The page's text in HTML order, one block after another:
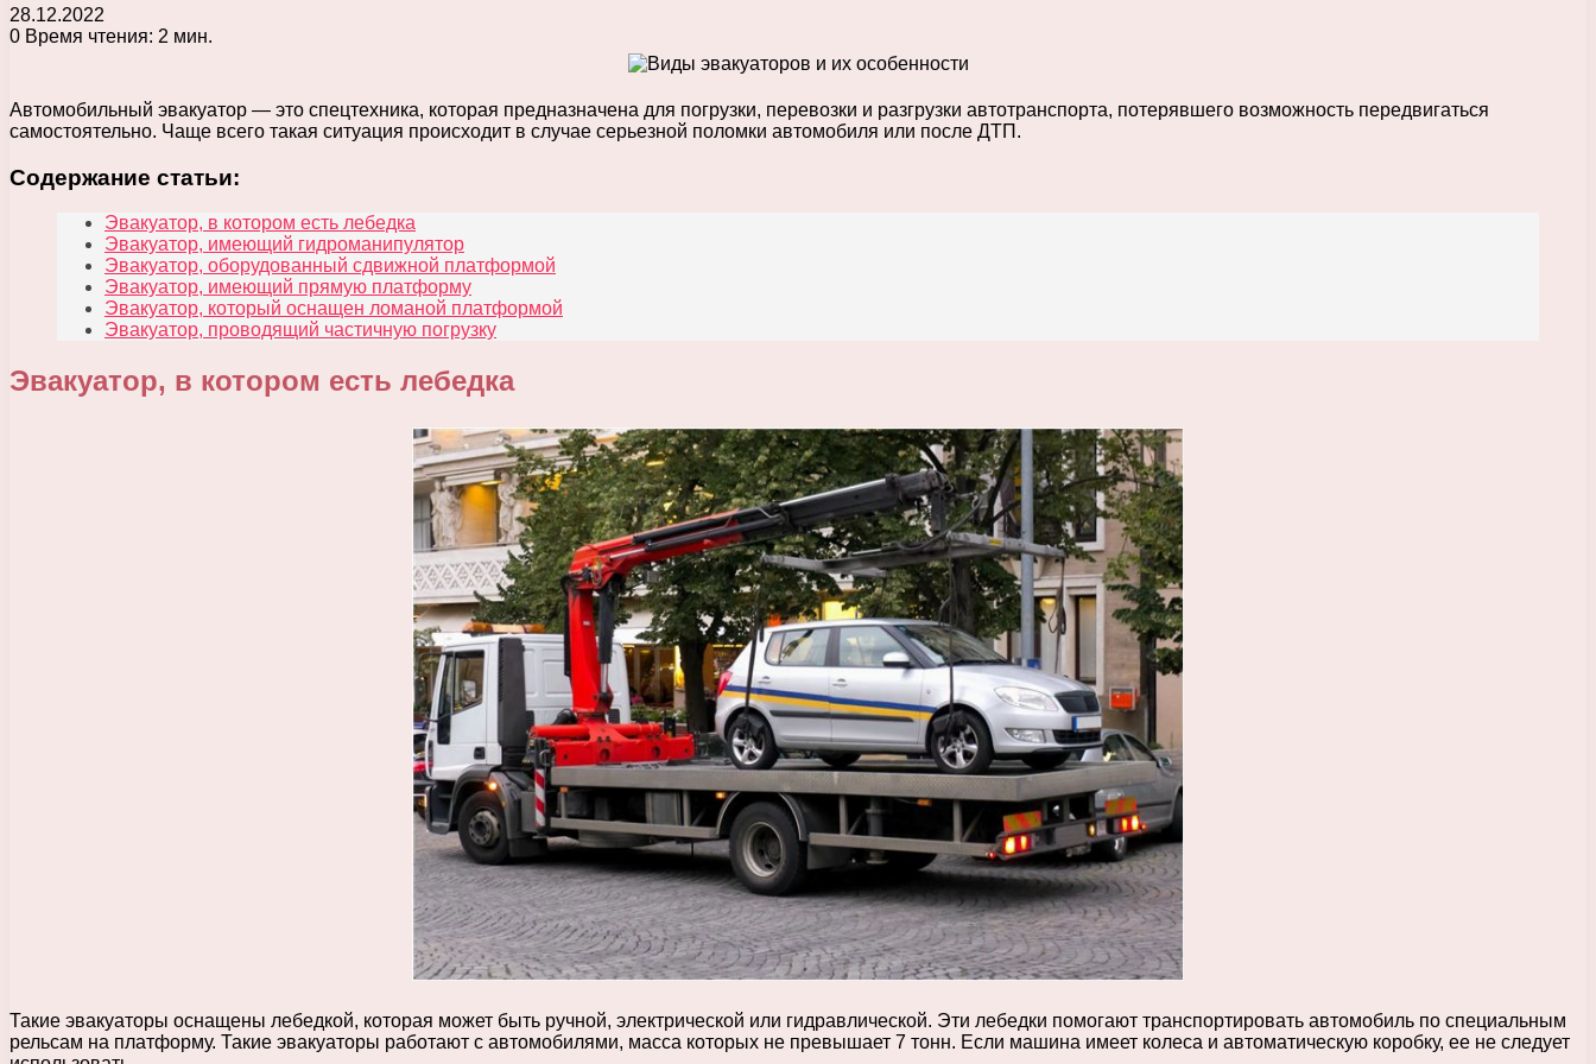
28.12.2022
0 Время чтения: 2 мин.
Автомобильный эвакуатор — это спецтехника, которая предназначена для погрузки, перевозки и разгрузки автотранспорта, потерявшего возможность передвигаться
самостоятельно. Чаще всего такая ситуация происходит в случае серьезной поломки автомобиля или после ДТП.
Содержание статьи:
Эвакуатор, в котором есть лебедка
Эвакуатор, имеющий гидроманипулятор
Эвакуатор, оборудованный сдвижной платформой
Эвакуатор, имеющий прямую платформу
Эвакуатор, который оснащен ломаной платформой
Эвакуатор, проводящий частичную погрузку
Эвакуатор, в котором есть лебедка
Такие эвакуаторы оснащены лебедкой, которая может быть ручной, электрической или гидравлической. Эти лебедки помогают транспортировать автомобиль по специальным
рельсам на платформу. Такие эвакуаторы работают с автомобилями, масса которых не превышает 7 тонн. Если машина имеет колеса и автоматическую коробку, ее не следует